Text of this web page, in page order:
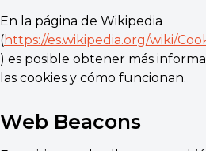
En la página de Wikipedia
(https://es.wikipedia.org/wiki/
) es posible obtener más
las cookies y cómo funcionan.
Web Beacons